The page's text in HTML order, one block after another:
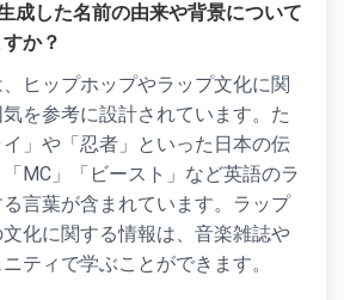
成した名前の由来や背景について
か？
ヒップホップやラップ文化に関
を参考に設計されています。た
」や「忍者」といった日本の伝
MC」「ビースト」など英語のラ
言葉が含まれています。ラップ
化に関する情報は、音楽雑誌や
ティで学ぶことができます。